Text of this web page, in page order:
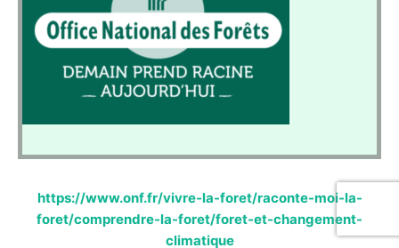
https://www.onf.fr/vivre-la-foret/raconte-moi-la-
foret/comprendre-la-foret/foret-et-changement-
climatique